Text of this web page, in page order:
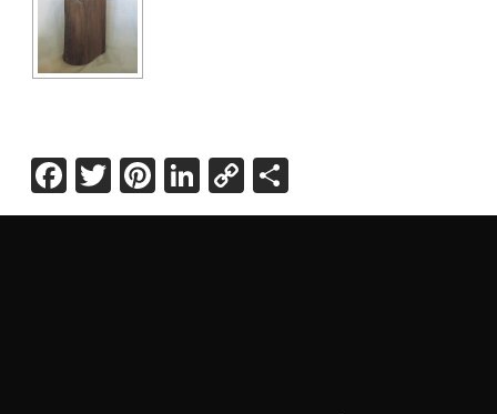
Facebook
Twitter
Pinterest
LinkedIn
Copy
Link
Share